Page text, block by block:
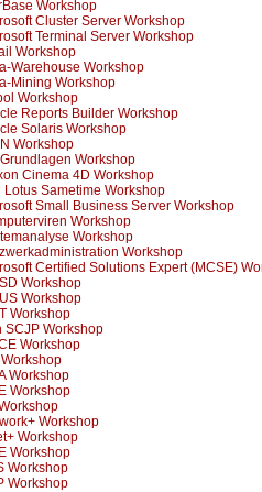
Workshop
Cluster Server Workshop
Terminal Server Workshop
Workshop
Warehouse Workshop
Mining Workshop
Workshop
Reports Builder Workshop
Solaris Workshop
Workshop
Workshop
Cinema 4D Workshop
Lotus Sametime Workshop
Small Business Server Workshop
Workshop
Workshop
Workshop
Certified Solutions Expert (MCSE)
Workshop
Workshop
Workshop
SCJP Workshop
Workshop
Workshop
Workshop
Workshop
Workshop
Workshop
Workshop
Workshop
Workshop